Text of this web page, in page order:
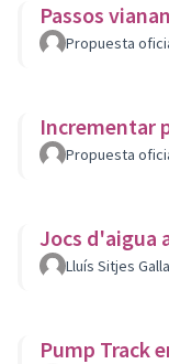
Passos
Propuesta
Incrementar
Propuesta
Jocs d'aigua
Lluís Sitjes
Pump Track